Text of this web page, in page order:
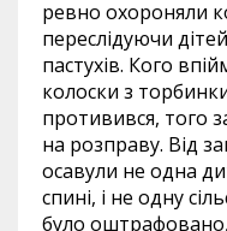
ревно охороняли
переслідуючи
пастухів. Кого
колоски з
противився, того
на розправу. Від
осавули не одна
спині, і не одну
було